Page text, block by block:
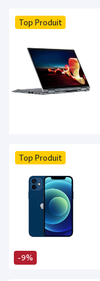
Top Produit
-9%
Top Produit